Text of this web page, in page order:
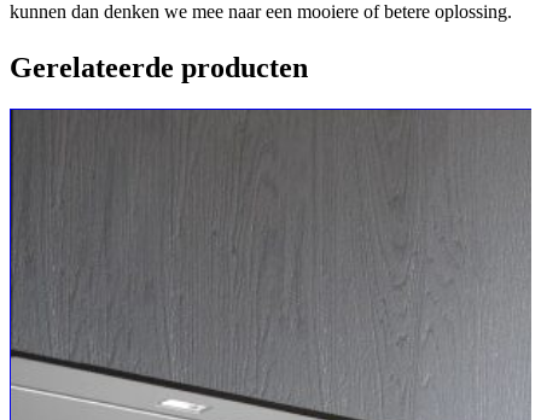
kunnen dan denken we mee naar een mooiere of betere oplossing.
Gerelateerde producten